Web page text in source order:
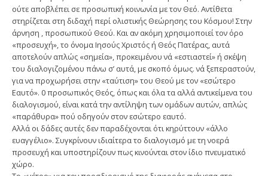
ούτε αποβλέπει σε προσωπική κοινωνία με τον Θεό. Αντίθετα
στηρίζεται στη διδαχή περί ολιστικής Θεώρησης του Kόσμου! Στην
άρνηση , προσωπικού Θεού. Και αν ακόμη χρησιμοποιεί τον όρο
«προσευχή», το όνομα Ιησούς Χριστός ή Θεός Πατέρας, αυτά
αποτελούν απλώς «σημεία», προκειμένου νά «εστιαστεί» ή σκέψη
του διαλογιζομένου πάνω σ’ αυτά, με σκοπό όμως. νά ξεπεραστούν,
για να προχωρήσει στην «ταύτιση» του Θεού με τον «εσώτερο
Εαυτό». 0 προσωπικός Θεός, όπως και όλα τα αλλά αντικείμενα του
διαλογισμού, είναι κατά την αντίληψη των ομάδων αυτών, απλώς
«παράθυρα» πού οδηγούν στον εσώτερο εαυτό.
Αλλά οι δάδες αυτές δεν παραδέχονται ότι κηρύττουν «άλλο
ευαγγέλιο». Συγκρίνουν ιδιαίτερα το διαλογισμό με τη νοερά
προσευχή και υποστηρίζουν πως κινούνται στον ίδιο πνευματικό
χώρο.